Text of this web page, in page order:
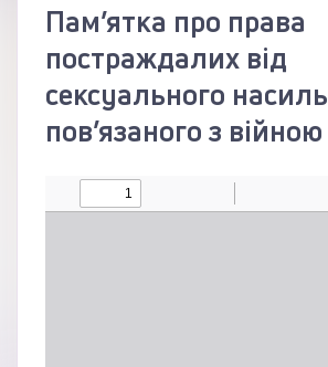
Пам’ятка про права
постраждалих від
сексуального
пов’язаного з війною